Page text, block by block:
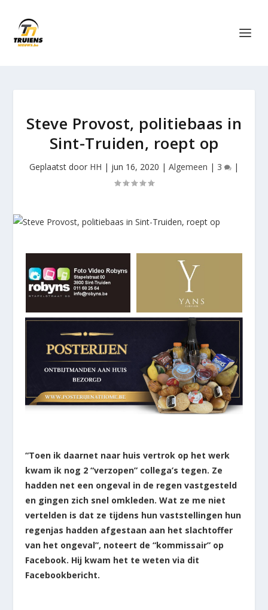
Steve Provost, politiebaas in
Sint-Truiden, roept op
Geplaatst door HH | jun 16, 2020 | Algemeen | 3 |
“Toen ik daarnet naar huis vertrok op het werk
kwam ik nog 2 “verzopen” collega’s tegen. Ze
hadden net een ongeval in de regen vastgesteld
en gingen zich snel omkleden. Wat ze me niet
vertelden is dat ze tijdens hun vaststellingen hun
regenjas hadden afgestaan aan het slachtoffer
van het ongeval”, noteert de “kommissair” op
Facebook. Hij kwam het te weten via dit
Facebookbericht.